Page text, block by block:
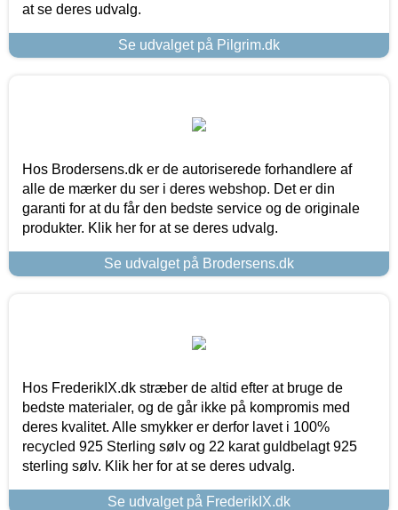
at se deres udvalg.
Se udvalget på Pilgrim.dk
Hos Brodersens.dk er de autoriserede forhandlere af
alle de mærker du ser i deres webshop. Det er din
garanti for at du får den bedste service og de originale
produkter. Klik her for at se deres udvalg.
Se udvalget på Brodersens.dk
Hos FrederikIX.dk stræber de altid efter at bruge de
bedste materialer, og de går ikke på kompromis med
deres kvalitet. Alle smykker er derfor lavet i 100%
recycled 925 Sterling sølv og 22 karat guldbelagt 925
sterling sølv. Klik her for at se deres udvalg.
Se udvalget på FrederikIX.dk